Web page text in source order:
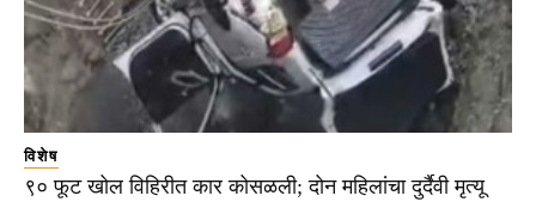
विशेष
९० फूट खोल विहिरीत कार कोसळली; दोन महिलांचा दुर्दैवी मृत्यू